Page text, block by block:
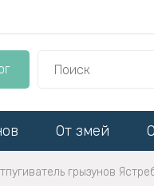
От змей
грызунов